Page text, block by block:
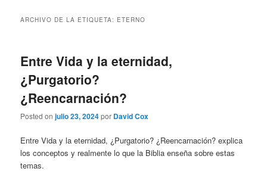
ARCHIVO DE LA ETIQUETA: ETERNO
Entre Vida y la eternidad,
¿Purgatorio?
¿Reencarnación?
Posted onjulio 23, 2024por David Cox
Entre Vida y la eternidad, ¿Purgatorio? ¿Reencarnación? explica
los conceptos y realmente lo que la Biblia enseña sobre estas
temas.